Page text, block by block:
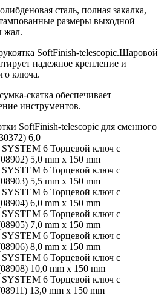
сталь, полная закалка,
размеры выходной
жал.
SoftFinish-telescopic.Шаровой
надежное крепление и
ключа.
скатка обеспечивает
инструментов.
SoftFinish-telescopic для сменного
6,0
6 Торцевой ключ с
5,0 mm x 150 mm
6 Торцевой ключ с
5,5 mm x 150 mm
6 Торцевой ключ с
6,0 mm x 150 mm
6 Торцевой ключ с
7,0 mm x 150 mm
6 Торцевой ключ с
8,0 mm x 150 mm
6 Торцевой ключ с
10,0 mm x 150 mm
6 Торцевой ключ с
13,0 mm x 150 mm